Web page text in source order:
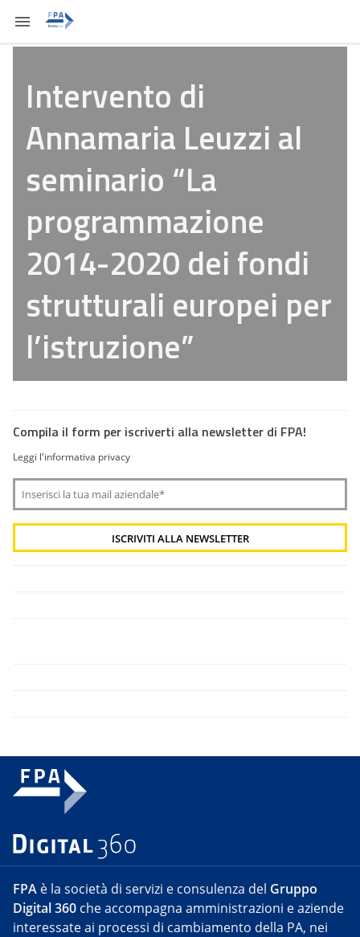
Intervento di
Annamaria Leuzzi al
seminario “La
programmazione
2014-2020 dei fondi
strutturali europei per
l’istruzione”
Compila il form per iscriverti alla newsletter di FPA!
Leggi l'informativa privacy
FPA è la società di servizi e consulenza del Gruppo
Digital 360 che accompagna amministrazioni e aziende
interessate ai processi di cambiamento della PA, nei